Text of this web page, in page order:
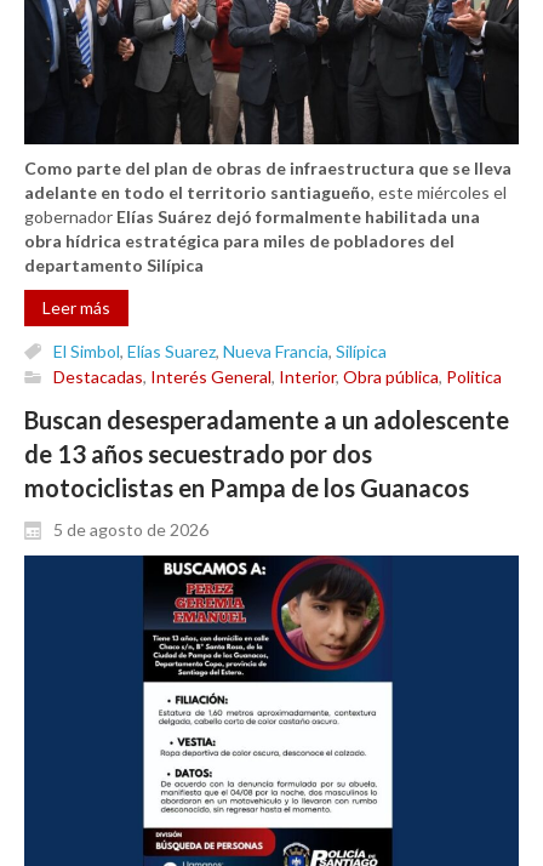
Como parte del plan de obras de infraestructura que se lleva
adelante en todo el territorio santiagueño, este miércoles el
gobernador Elías Suárez dejó formalmente habilitada una
obra hídrica estratégica para miles de pobladores del
departamento Silípica
Leer más
El Simbol, Elías Suarez, Nueva Francia, Silípica
Destacadas, Interés General, Interior, Obra pública, Politica
Buscan desesperadamente a un adolescente
de 13 años secuestrado por dos
motociclistas en Pampa de los Guanacos
5 de agosto de 2026